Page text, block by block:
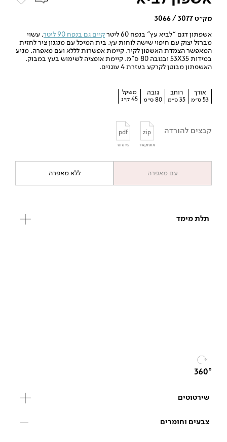
מק״ט 3077 / 3066
אשפתון דגם “לביא עץ” בנפח 60 ליטר קיים גם בנפח 90 ליטר
, עשוי
מברזל יצוק עם חיפוי שישה לוחות עץ. בית המיכל עם מנגנון ציר לחזית
המאפשר הצמדת האשפון לקיר. קיימת אפשרות לללא ועם מאפרה. מגיע
במידות 53X35 ובגובה 80 ס”מ. קיימת אופציה לשימוש בעץ במבוק.
האשפתון מבוטן לקרקע בעזרת 4 עוגנים.
אורך
53 ס״מ
רוחב
35 ס״מ
גובה
80 ס״מ
משקל
45 ק״ג
קבצים להורדה zip
אוטוקאד
pdf
שרטוט
עם מאפרה ללא מאפרה
תלת מימד
שירטוטים
צבעים וחומרים